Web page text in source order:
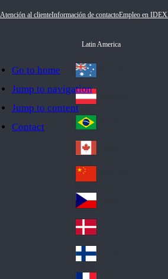
Go to home
Jump to navigation
Jump to content
Contact
Atención al clienteInformación de contactoEmpleo en
Latin America
Au
str
ali
a
Au
stri
a
Br
azi
l
Ca
na
da
Ch
ina
Cz
ec
h
De
nm
ark
Fin